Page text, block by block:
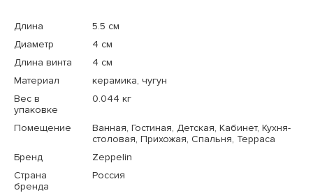
Длина
5.5 см
Диаметр
4 см
Длина винта
4 см
Материал
керамика, чугун
Вес в
упаковке
0.044 кг
Помещение
Ванная, Гостиная, Детская, Кабинет, Кухня-
столовая, Прихожая, Спальня, Терраса
Бренд
Zeppelin
Страна
бренда
Россия